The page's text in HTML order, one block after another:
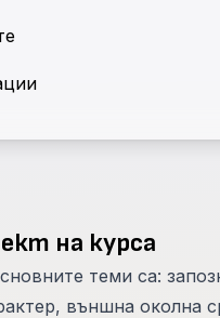
на курса
теми са:
външна околна